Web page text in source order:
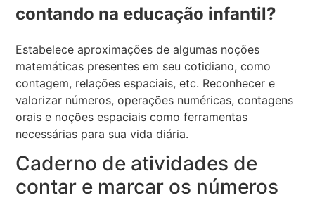
contando na educação infantil?
Estabelece aproximações de algumas noções
matemáticas presentes em seu cotidiano, como
contagem, relações espaciais, etc. Reconhecer e
valorizar números, operações numéricas, contagens
orais e noções espaciais como ferramentas
necessárias para sua vida diária.
Caderno de atividades de
contar e marcar os números